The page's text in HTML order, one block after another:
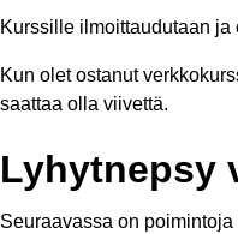
Kurssille ilmoittaudutaan
Kun olet ostanut
saattaa olla viivettä.
Lyhytnepsy
Seuraavassa on